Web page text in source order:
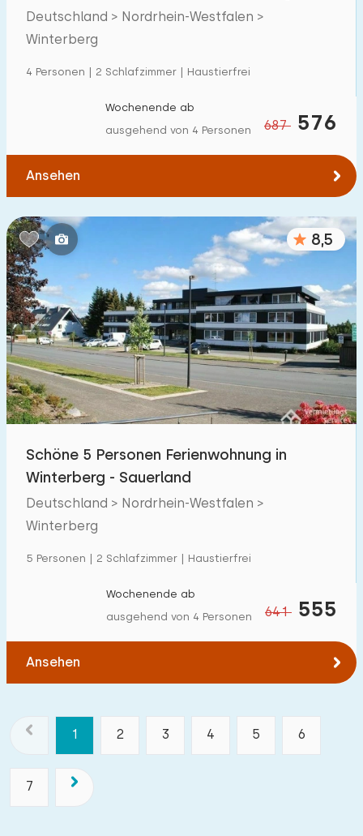
Deutschland > Nordrhein-Westfalen >
Winterberg
4 Personen | 2 Schlafzimmer | Haustierfrei
687 576
Wochenende ab
ausgehend von 4 Personen
Ansehen
8,5
Schöne 5 Personen Ferienwohnung in
Winterberg - Sauerland
Deutschland > Nordrhein-Westfalen >
Winterberg
5 Personen | 2 Schlafzimmer | Haustierfrei
641 555
Wochenende ab
ausgehend von 4 Personen
Ansehen
1 2 3 4 5 6
7